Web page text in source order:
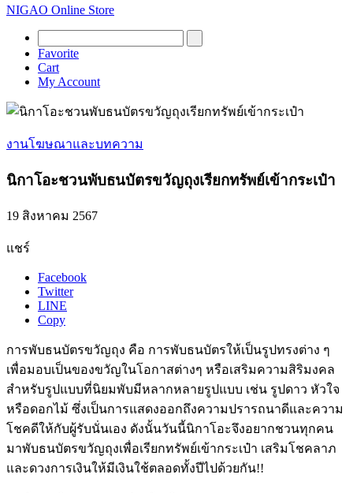
NIGAO Online Store
Favorite
Cart
My Account
งานโฆษณาและบทความ
นิกาโอะชวนพับธนบัตรขวัญถุงเรียกทรัพย์เข้ากระเป๋า
19 สิงหาคม 2567
แชร์
Facebook
Twitter
LINE
Copy
การพับธนบัตรขวัญถุง คือ การพับธนบัตรให้เป็นรูปทรงต่าง ๆ
เพื่อมอบเป็นของขวัญในโอกาสต่างๆ หรือเสริมความสิริมงคล
สำหรับรูปแบบที่นิยมพับมีหลากหลายรูปแบบ เช่น รูปดาว หัวใจ
หรือดอกไม้ ซึ่งเป็นการแสดงออกถึงความปรารถนาดีและความ
โชคดีให้กับผู้รับนั่นเอง ดังนั้นวันนี้นิกาโอะจึงอยากชวนทุกคน
มาพับธนบัตรขวัญถุงเพื่อเรียกทรัพย์เข้ากระเป๋า เสริมโชคลาภ
และดวงการเงินให้มีเงินใช้ตลอดทั้งปีไปด้วยกัน!!